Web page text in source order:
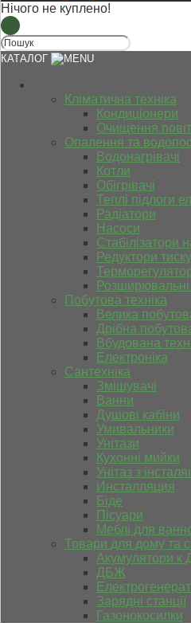
Нічого не куплено!
КАТАЛОГ
Кліматична техніка
Кондиціонери
Очищення
Опалення та
Водонагрівачі
Котли
Обігрівачі
Теплі підлоги
Радіатори
Насоси
Стабілізатори
Редуктори тиску
Розширювальні
Побутова техніка
Велика
Дрібна
Вбудована
Електроніка
Сантехніка
Змішувачі
Ванни
Душові кабіни
Умивальники
Унітази
Кухонні мийки
Унітаз з
Инсталляция
Біде
Пісуари
Меблі для
Товари для дому та
Акумулятори
ДБЖ
Зарядні станції
Газонокосилки